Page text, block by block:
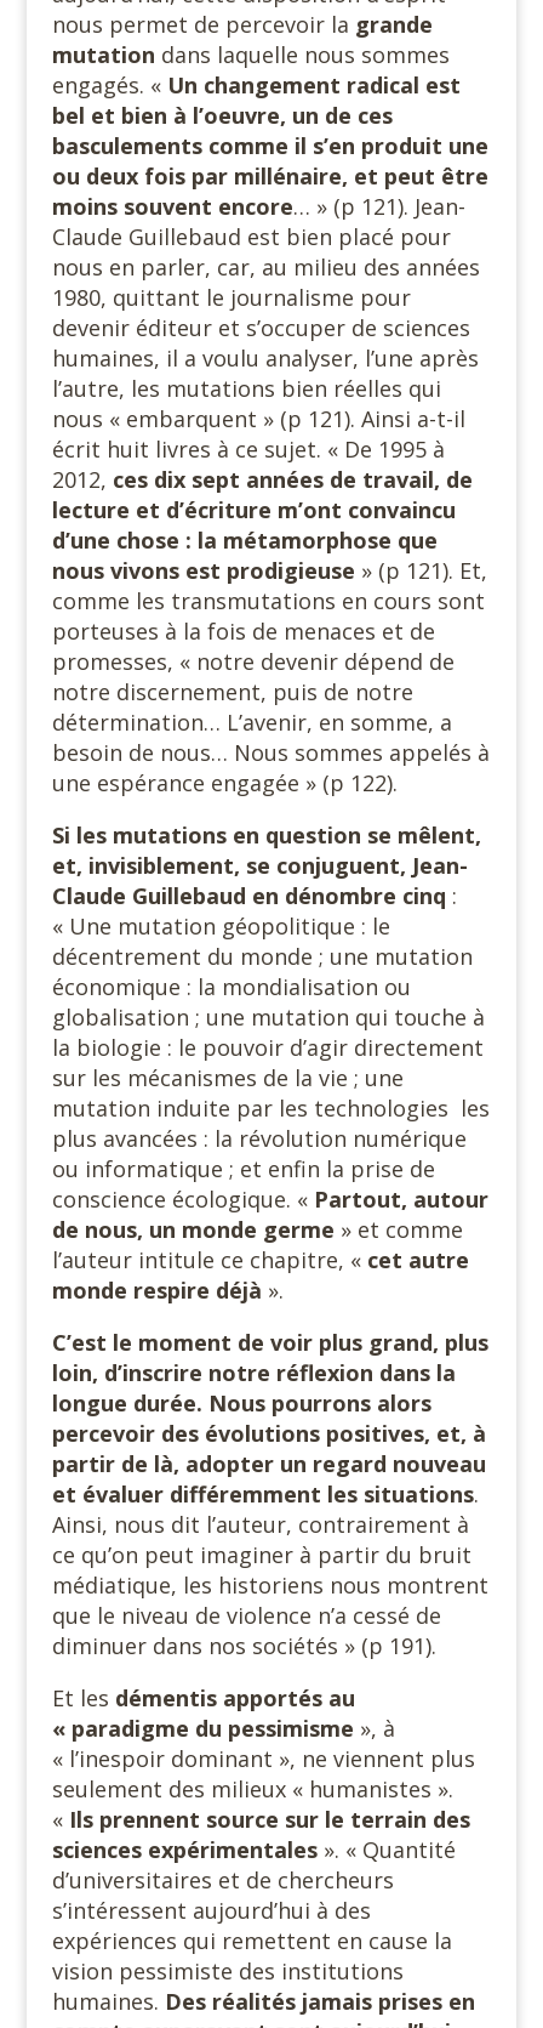
nous permet de percevoir la grande
mutation dans laquelle nous sommes
engagés. « Un changement radical est
bel et bien à l’oeuvre, un de ces
basculements comme il s’en produit une
ou deux fois par millénaire, et peut être
moins souvent encore… » (p 121). Jean-
Claude Guillebaud est bien placé pour
nous en parler, car, au milieu des années
1980, quittant le journalisme pour
devenir éditeur et s’occuper de sciences
humaines, il a voulu analyser, l’une après
l’autre, les mutations bien réelles qui
nous « embarquent » (p 121). Ainsi a-t-il
écrit huit livres à ce sujet. « De 1995 à
2012, ces dix sept années de travail, de
lecture et d’écriture m’ont convaincu
d’une chose : la métamorphose que
nous vivons est prodigieuse » (p 121). Et,
comme les transmutations en cours sont
porteuses à la fois de menaces et de
promesses, « notre devenir dépend de
notre discernement, puis de notre
détermination… L’avenir, en somme, a
besoin de nous… Nous sommes appelés à
une espérance engagée » (p 122).
Si les mutations en question se mêlent,
et, invisiblement, se conjuguent, Jean-
Claude Guillebaud en dénombre cinq :
« Une mutation géopolitique : le
décentrement du monde ; une mutation
économique : la mondialisation ou
globalisation ; une mutation qui touche à
la biologie : le pouvoir d’agir directement
sur les mécanismes de la vie ; une
mutation induite par les technologies les
plus avancées : la révolution numérique
ou informatique ; et enfin la prise de
conscience écologique. « Partout, autour
de nous, un monde germe » et comme
l’auteur intitule ce chapitre, « cet autre
monde respire déjà ».
C’est le moment de voir plus grand, plus
loin, d’inscrire notre réflexion dans la
longue durée. Nous pourrons alors
percevoir des évolutions positives, et, à
partir de là, adopter un regard nouveau
et évaluer différemment les situations.
Ainsi, nous dit l’auteur, contrairement à
ce qu’on peut imaginer à partir du bruit
médiatique, les historiens nous montrent
que le niveau de violence n’a cessé de
diminuer dans nos sociétés » (p 191).
Et les démentis apportés au
« paradigme du pessimisme », à
« l’inespoir dominant », ne viennent plus
seulement des milieux « humanistes ».
« Ils prennent source sur le terrain des
sciences expérimentales ». « Quantité
d’universitaires et de chercheurs
s’intéressent aujourd’hui à des
expériences qui remettent en cause la
vision pessimiste des institutions
humaines. Des réalités jamais prises en